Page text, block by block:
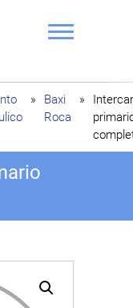
»
Baxi
Roca
»